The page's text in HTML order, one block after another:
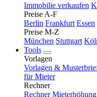
Immobilie verkaufen
Preise A-F
Berlin Frankfurt Essen
Preise M-Z
München Stuttgart
Tools
Vorlagen
Vorlagen &
für Mieter
Rechner
Rechner Mieterhöhung